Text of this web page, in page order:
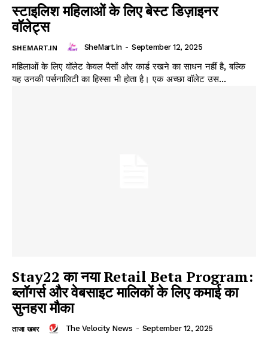
स्टाइलिश महिलाओं के लिए बेस्ट डिज़ाइनर
वॉलेट्स
SHEMART.IN SheMart.in - September 12, 2025
महिलाओं के लिए वॉलेट केवल पैसों और कार्ड रखने का साधन नहीं है, बल्कि
यह उनकी पर्सनालिटी का हिस्सा भी होता है। एक अच्छा वॉलेट उस...
Stay22 का नया Retail Beta Program:
ब्लॉगर्स और वेबसाइट मालिकों के लिए कमाई का
सुनहरा मौका
ताजा खबर The Velocity News - September 12, 2025